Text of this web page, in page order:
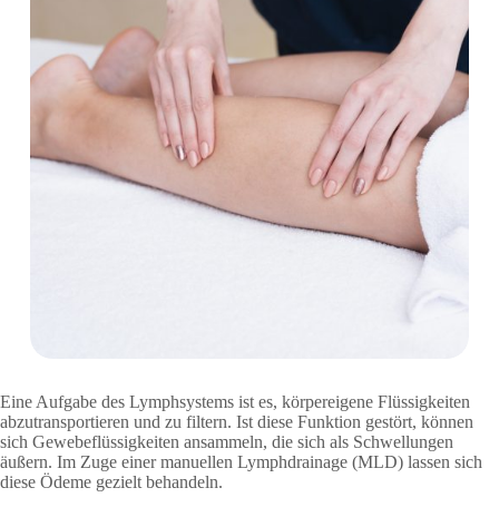
Eine Aufgabe des Lymphsystems ist es, körpereigene Flüssigkeiten
abzutransportieren und zu filtern. Ist diese Funktion gestört, können
sich Gewebeflüssigkeiten ansammeln, die sich als Schwellungen
äußern. Im Zuge einer manuellen Lymphdrainage (MLD) lassen sich
diese Ödeme gezielt behandeln.